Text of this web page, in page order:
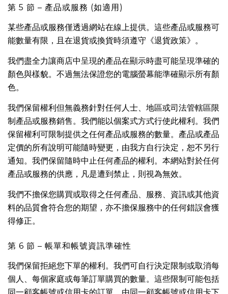
第 5 節 – 產品或服務 (如適用)
某些產品或服務僅透過網站在線上提供。這些產品或服務可
能數量有限，且在退貨或換貨時須遵守《退貨政策》。
我們盡全力讓商店中呈現的產品在顯示時盡可能呈現準確的
顏色與樣貌。不過無法保證您的電腦螢幕能準確顯示所有顏
色。
我們保留權利但無義務針對任何人士、地區或司法管轄區限
制產品或服務銷售。我們能以個案式方式行使此權利。我們
保留權利可限制提供之任何產品或服務的數量。產品或產品
定價的所有說明可能隨時變更，由我方自行決定，恕不另行
通知。我們保留隨時中止任何產品的權利。本網站對於任何
產品或服務的供應，凡是遭到禁止，則視為無效。
我們不擔保您購買或取得之任何產品、服務、資訊或其他資
料的品質會符合您的期望，亦不擔保服務中的任何錯誤會獲
得修正。
第 6 節 – 帳單和帳號資訊準確性
我們保留拒絕您下單的權利。我們可自行決定限制或取消每
個人、每個家庭或每筆訂單購買的數量。這些限制可能包括